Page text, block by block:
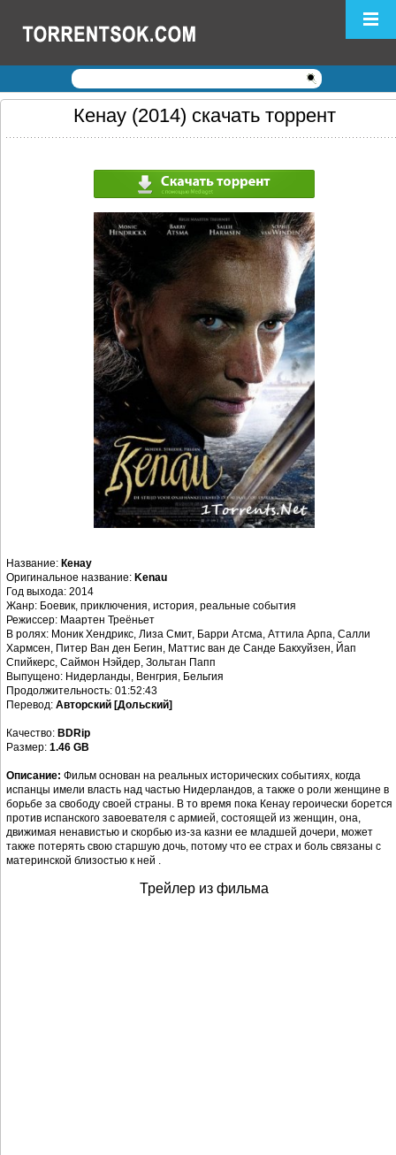
Логин: Пароль:
Регистрация|Забыли пароль?
Кенау (2014) скачать торрент
Название: Кенау
Оригинальное название: Kenau
Год выхода: 2014
Жанр: Боевик, приключения, история, реальные события
Режиссер: Маартен Треёньет
В ролях: Моник Хендрикс, Лиза Смит, Барри Атсма, Аттила Арпа, Салли
Хармсен, Питер Ван ден Бегин, Маттис ван де Санде Бакхуйзен, Йап
Спийкерс, Саймон Нэйдер, Зольтан Папп
Выпущено: Нидерланды, Венгрия, Бельгия
Продолжительность: 01:52:43
Перевод: Авторский [Дольский]
Качество: BDRip
Размер: 1.46 GB
Описание: Фильм основан на реальных исторических событиях, когда
испанцы имели власть над частью Нидерландов, а также о роли женщине в
борьбе за свободу своей страны. В то время пока Кенау героически борется
против испанского завоевателя с армией, состоящей из женщин, она,
движимая ненавистью и скорбью из-за казни ее младшей дочери, может
также потерять свою старшую дочь, потому что ее страх и боль связаны с
материнской близостью к ней .
Трейлер из фильма